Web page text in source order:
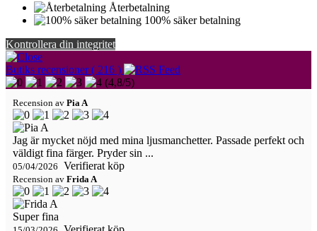
Återbetalning
100% säker betalning
Kontrollera din integritet
Butiks recensioner ( 216 )
(4,8/5)
Recension av Pia A
Jag är mycket nöjd med mina ljusmanchetter. Passade perfekt och
väldigt fina färger. Pryder sin ...
05/04/2026 Verifierat köp
Recension av Frida A
Super fina